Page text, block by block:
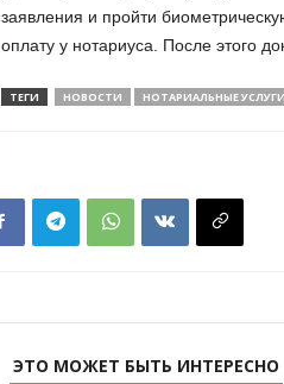
заявления и пройти
оплату у нотариуса. После этого
ТЕГИ НОВОСТИ НОТАРИАЛЬНЫЕ УСЛУГИ
ЭТО МОЖЕТ БЫТЬ ИНТЕРЕСНО